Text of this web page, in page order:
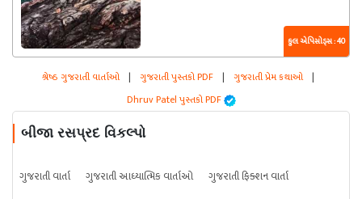
કુલ એપિસોડ્સ : 40
શ્રેષ્ઠ ગુજરાતી વાર્તાઓ | ગુજરાતી પુસ્તકો PDF | ગુજરાતી પ્રેમ કથાઓ |
Dhruv Patel પુસ્તકો PDF
બીજા રસપ્રદ વિકલ્પો
ગુજરાતી વાર્તા ગુજરાતી આધ્યાત્મિક વાર્તાઓ
ગુજરાતી ફિક્શન વાર્તા